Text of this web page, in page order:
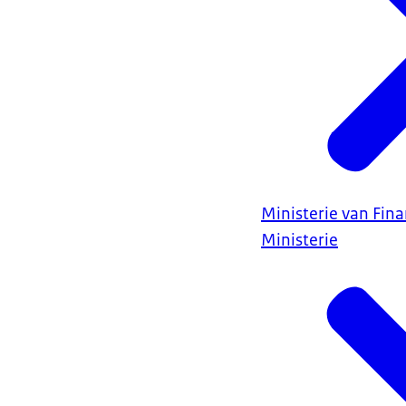
Ministerie van
Ministerie